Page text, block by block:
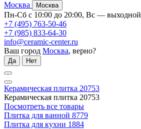
Москва
Москва
Пн-Сб с 10:00 до 20:00, Вс — выходной
+7 (495) 763-50-46
+7 (985) 833-64-30
info@ceramic-center.ru
Ваш город Москва, верно?
Да Нет
Керамическая плитка 20753
Керамическая плитка 20753
Посмотреть все товары
Плитка для ванной 8779
Плитка для кухни 1884